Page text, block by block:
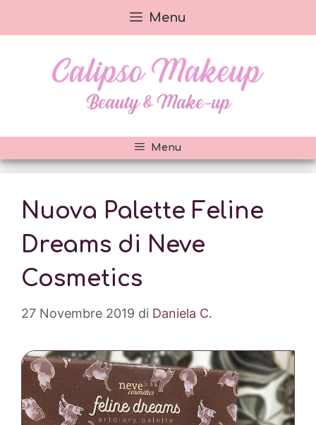
al
Menu
Menu
Nuova Palette Feline
Dreams di Neve
Cosmetics
27 Novembre 2019 di Daniela C.